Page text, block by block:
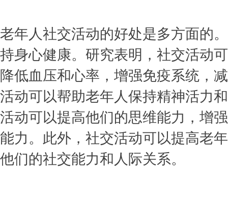
老年人社交活动的好处是多方面的
持身心健康。研究表明，社交活动
降低血压和心率，增强免疫系统，
活动可以帮助老年人保持精神活力
活动可以提高他们的思维能力，增
能力。此外，社交活动可以提高老
他们的社交能力和人际关系。